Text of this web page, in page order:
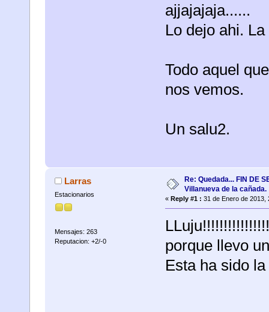
ajjajajaja......
Lo dejo ahi.
Todo aquel
nos vemos.
Un salu2.
Larras
Estacionarios
Mensajes: 263
Reputacion: +2/-0
Re: Quedada... FIN DE
Villanueva de la cañada.
« Reply #1 : 31 de Enero de 2013,
porque llevo
Esta ha sido